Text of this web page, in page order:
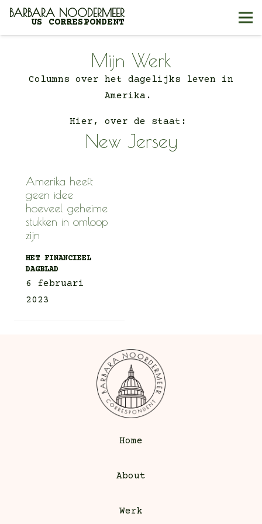
BARBARA NOODERMEER
US CORRESPONDENT
Mijn Werk
Columns over het dagelijks leven in
Amerika.
Hier, over de staat:
New Jersey
Amerika heeft
geen idee
hoeveel geheime
stukken in omloop
zijn
HET FINANCIEEL
DAGBLAD
6 februari
2023
Home
About
Werk